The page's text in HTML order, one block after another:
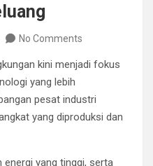
No Comments
kini menjadi fokus
yang lebih
pesat industri
yang diproduksi dan
energi yang tinggi, serta